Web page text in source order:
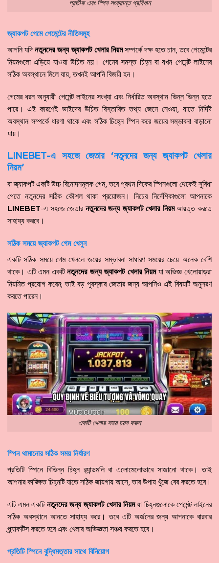
প্রতীক এবং স্পিন সংক্রান্ত প্রবিধান
জ্যাকপট গেমে পেমেন্টের নীতিসমূহ
আপনি যদি নতুনদের জন্য জ্যাকপট খেলার নিয়মসম্পর্কে দক্ষ হতে চান, তবে পেমেন্টের
নিয়মগুলো এড়িয়ে যাওয়া উচিত নয়। গেমের সমস্ত চিহ্ন বা যখন পেমেন্ট লাইনের
সঠিক অবস্থানে মিলে যায়, তখনই আপনি বিজয়ী হন।
গেমের ধরন অনুযায়ী পেমেন্ট লাইনের সংখ্যা এবং নির্ধারিত অবস্থান ভিন্ন ভিন্ন হতে
পারে। এই কারণেই ভাইদের উচিত বিস্তারিত তথ্য জেনে নেওয়া, যাতে নির্দিষ্ট
অবস্থান সম্পর্কে ধারণা থাকে এবং সঠিক চিহ্নে স্পিন করে জয়ের সম্ভাবনা বাড়ানো
যায়।
LINEBET-এ সহজে জেতার ‘নতুনদের জন্য জ্যাকপট খেলার
নিয়ম’
বা জ্যাকপট একটি উচ্চ বিনোদনমূলক গেম, তবে প্রথম দিকের স্পিনগুলো থেকেই সুবিধা
পেতে নতুনদের সঠিক কৌশল থাকা প্রয়োজন। নিচের নির্দেশিকাগুলো আপনাকে
LINEBET-এ সহজে জেতার নতুনদের জন্য জ্যাকপট খেলার নিয়মআয়ত্ত করতে
সাহায্য করবে।
সঠিক সময়ে জ্যাকপট গেম খেলুন
একটি সঠিক সময়ে গেম খেললে জয়ের সম্ভাবনা সাধারণ সময়ের চেয়ে অনেক বেশি
থাকে। এটি এমন একটিনতুনদের জন্য জ্যাকপট খেলার নিয়মযা অভিজ্ঞ খেলোয়াড়রা
নিয়মিত প্রয়োগ করেন; তাই বড় পুরস্কার জেতার জন্য আপনিও এই বিষয়টি অনুসরণ
করতে পারেন।
একটি খেলার সময় চয়ন করুন
স্পিন থামানোর সঠিক সময় নির্ধারণ
প্রতিটি স্পিনে বিভিন্ন চিহ্ন র‍্যান্ডমলি বা এলোমেলোভাবে সাজানো থাকে। তাই
আপনার কাঙ্ক্ষিত চিহ্নটি যাতে সঠিক জায়গায় আসে, তার উপায় খুঁজে বের করতে হবে।
এটি এমন একটি নতুনদের জন্য জ্যাকপট খেলার নিয়মযা চিহ্নগুলোকে পেমেন্ট লাইনের
সঠিক অবস্থানে আনতে সাহায্য করে। তবে এটি অর্জনের জন্য আপনাকে বারবার
প্র্যাকটিস করতে হবে এবং খেলার অভিজ্ঞতা সঞ্চয় করতে হবে।
প্রতিটি স্পিনে বুদ্ধিমত্তার সাথে বিনিয়োগ